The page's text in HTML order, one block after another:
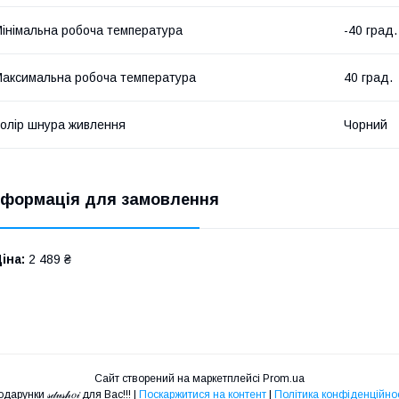
робоча температура -40 град.
робоча температура 40 град.
шнура живлення Чорний
для замовлення
2 489 ₴
Сайт створений на маркетплейсі Prom.ua
Подарунки 𝓈𝒹𝓊𝓈𝒽𝑜𝒾 для Вас!!! | Поскаржитися на контент | Політика